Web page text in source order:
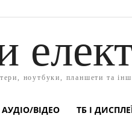
ноутбуки, планшети та
АУДІО/ВІДЕО ТБ І